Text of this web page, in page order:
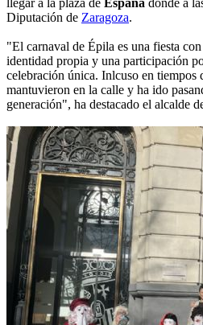
llegar a la plaza de España donde a
Diputación de Zaragoza.
"El carnaval de Épila es una fiesta
identidad propia y una participación
celebración única. Inlcuso en tiempos
mantuvieron en la calle y ha ido
generación", ha destacado el alcalde